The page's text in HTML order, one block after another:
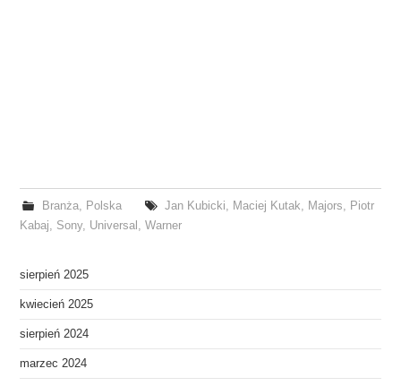
Branża, Polska Jan Kubicki, Maciej Kutak, Majors, Piotr
Kabaj, Sony, Universal ,Warner
sierpień 2025
kwiecień 2025
sierpień 2024
marzec 2024